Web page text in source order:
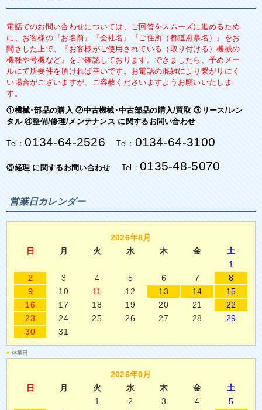
電話でのお問い合わせについては、ご回答をスムーズに進めるため
に、お客様の『お名前』『会社名』『ご住所（都道府県名）』をお
聞きした上で、『お客様がご使用されている（取り付ける）機械の
機種や号機など』をご確認しております。できましたら、予めメー
ルにて所要件を頂ければ幸いです。お電話の混雑により繋がりにく
い場合がございますが、ご容赦くださいますようお願いいたしま
す。
①機械･部品の購入 ②中古機械･中古部品の購入/買取 ③リース/レン
タル ④整備/修理/メンテナンス に関するお問い合わせ
Tel：0134-64-2526 Tel： 0134-64-3100
⑤経理 に関するお問い合わせ Tel： 0135-48-5070
営業日カレンダー
2026年8月
日
月 火 水 木 金
土
1
2
3 4 5 6 7
8
9
10 11 12 13 14
15
16
17 18 19 20 21
22
23
24 25 26 27 28
29
30
31
■ 休業日
2026年9月
日
月 火 水 木 金
土
1
2 3 4
5